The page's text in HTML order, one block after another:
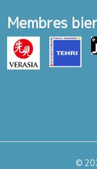
Membres
©